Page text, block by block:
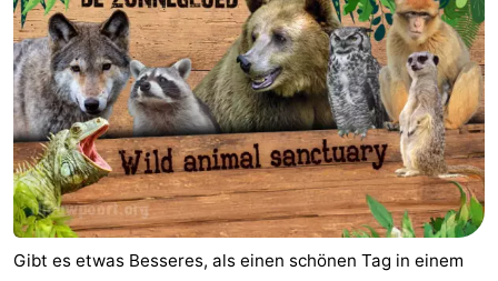
Gibt es etwas Besseres, als einen schönen Tag in einem